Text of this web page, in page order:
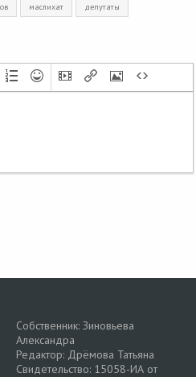
маслихат депутаты
Собственник: Зиновьева
Александра
Редактор: Дрёмова Татьяна
Свидетельство: 15058-ИА от